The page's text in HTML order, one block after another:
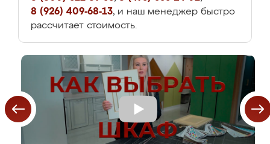
8 (926) 409-68-13, и наш менеджер быстро
рассчитает стоимость.